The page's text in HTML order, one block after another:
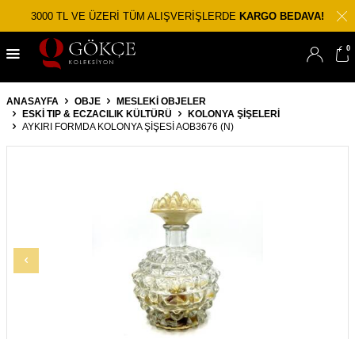
3000 TL VE ÜZERİ TÜM ALIŞVERİŞLERDE KARGO BEDAVA!
0
ANASAYFA OBJE
MESLEKI OBJELER
ESKI TIP & ECZACILIK KÜLTÜRÜ
KOLONYA ŞIŞELERI
AYKIRI FORMDA KOLONYA ŞIŞESI AOB3676 (N)